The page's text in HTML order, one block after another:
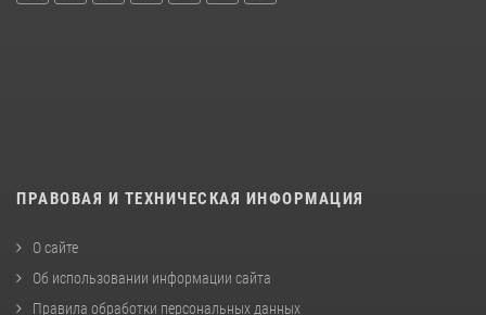
ПРАВОВАЯ И ТЕХНИЧЕСКАЯ ИНФОРМАЦИЯ
О сайте
Об использовании информации сайта
Правила обработки персональных данных